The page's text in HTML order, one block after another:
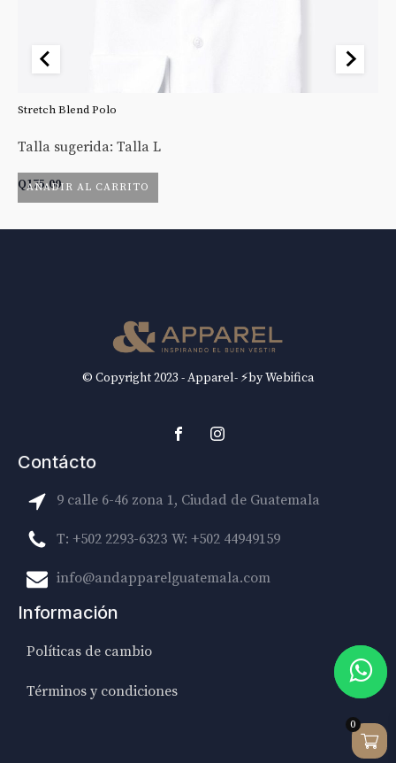
AÑADIR AL CARRITO
Stretch Blend Polo
Talla sugerida: Talla L
Q175.00
© Copyright 2023 - Apparel- ⚡by Webifica
Contácto
9 calle 6-46 zona 1, Ciudad de Guatemala
T: +502 2293-6323 W: +502 44949159
info@andapparelguatemala.com
Información
Políticas de cambio
Términos y condiciones
0